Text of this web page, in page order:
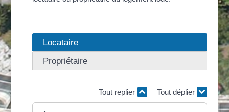
Locataire
Propriétaire
Tout replier Tout déplier